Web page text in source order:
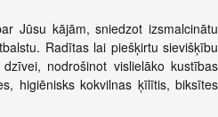
Jūsu kājām, sniedzot izsmalcinātu
Radītas lai piešķirtu sievišķību
nodrošinot vislielāko kustības
higiēnisks kokvilnas ķīlītis, biksītes